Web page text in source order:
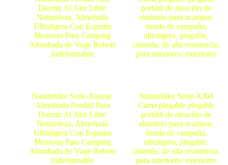
Naturehike Serie-Xinyue
Almohada Portátil Para
Dormir Al Aire Libre
Naturaleza, Almohada
Ultraligera Con Espuma
Memoria Para Camping
Almohada de Viaje Rebote
Indeformable
Naturehike Serie-XJ04
Cama plegable plegable
portátil de aleación de
aluminio para acampar,
tienda de campaña,
ultraligera, plegable,
cómoda, de alta resistencia,
para interiores/ exteriores